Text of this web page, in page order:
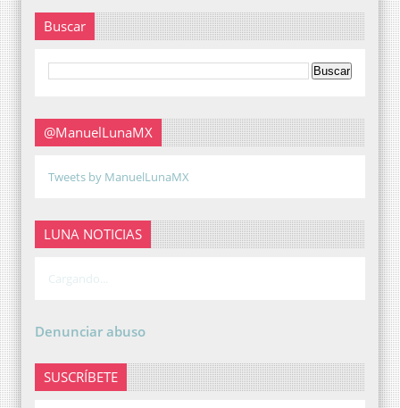
Buscar
@ManuelLunaMX
Tweets by ManuelLunaMX
LUNA NOTICIAS
Cargando...
Denunciar abuso
SUSCRÍBETE